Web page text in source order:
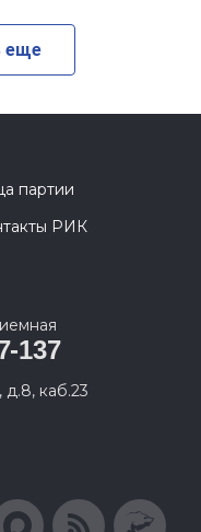
еще
партии
РИК
137
д.8, каб.23